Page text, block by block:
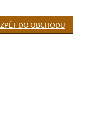
ZPĚT DO OBCHODU